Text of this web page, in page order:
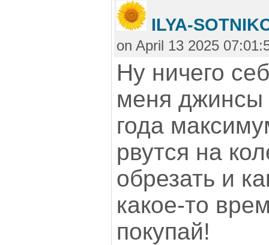
ILYA-
on April 13 2025
Ну ничего
меня
года
рвутся на
обрезать и
какое-то
покупай!